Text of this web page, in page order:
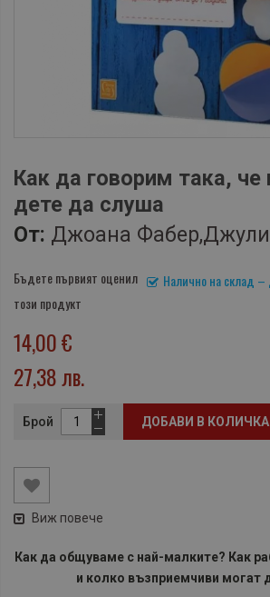
Как да говорим така, че
дете да слуша
От: Джоана
Налично на склад
Бъдете първият оценил
този продукт
14,00 €
27,38 лв.
Брой ДОБАВИ В КОЛИЧКА
Виж повече
Как да общуваме с най-малките? Как
и колко възприемчиви могат